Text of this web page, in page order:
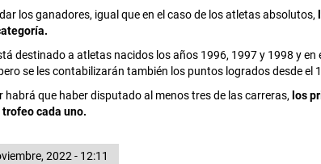
los ganadores, igual que en el caso de los atletas absolutos,
destinado a atletas nacidos los años 1996, 1997 y 1998 y
se les contabilizarán también los puntos logrados desde el
habrá que haber disputado al menos tres de las carreras, los
cada uno.
2022 - 12:11